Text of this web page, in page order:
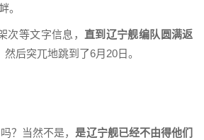
。
等文字信息， 直到辽宁舰编队圆满返
后突兀地跳到了6月20日。
？当然不是， 是辽宁舰已经不由得他们